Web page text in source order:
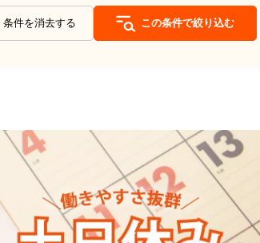
条件を消去する この条件で絞り込む